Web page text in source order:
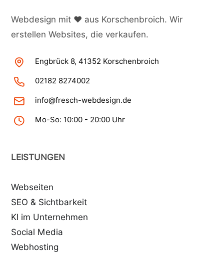
Webdesign mit ♥ aus Korschenbroich. Wir
erstellen Websites, die verkaufen.
Engbrück 8, 41352 Korschenbroich
02182 8274002
info@fresch-webdesign.de
Mo-So: 10:00 - 20:00 Uhr
LEISTUNGEN
Webseiten
SEO & Sichtbarkeit
KI im Unternehmen
Social Media
Webhosting